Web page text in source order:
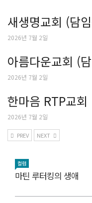
새생명교회 (담
2026년 7월 2일
아름다운교회 (
2026년 7월 2일
한마음 RTP교회
2026년 7월 2일
PREV NEXT
컬럼
마틴 루터킹의 생애